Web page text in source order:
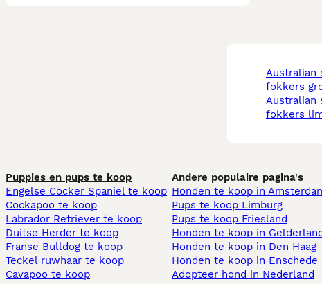
australian shepherd
fokkers
australian shepherd
fokkers
Puppies en pups te koop
Engelse Cocker Spaniel te koop
Cockapoo te koop
Labrador Retriever te koop
Duitse Herder te koop
Franse Bulldog te koop
Teckel ruwhaar te koop
Cavapoo te koop
Andere populaire pagina's
Honden te koop in
Pups te koop Limburg​
Pups te koop Friesland​
Honden te koop in
Honden te koop in Den Haag
Honden te koop in Enschede
Adopteer hond in Nederland